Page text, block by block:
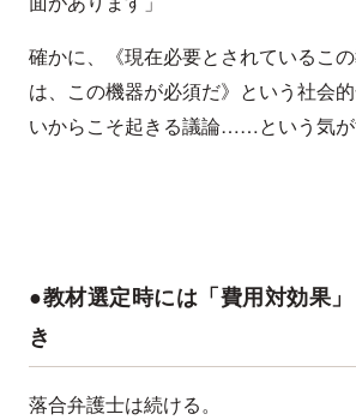
確かに、《現在必要とされているこ
は、この機器が必須だ》という社会
いからこそ起きる議論……という気が
●教材選定時には「費用対効果
き
落合弁護士は続ける。